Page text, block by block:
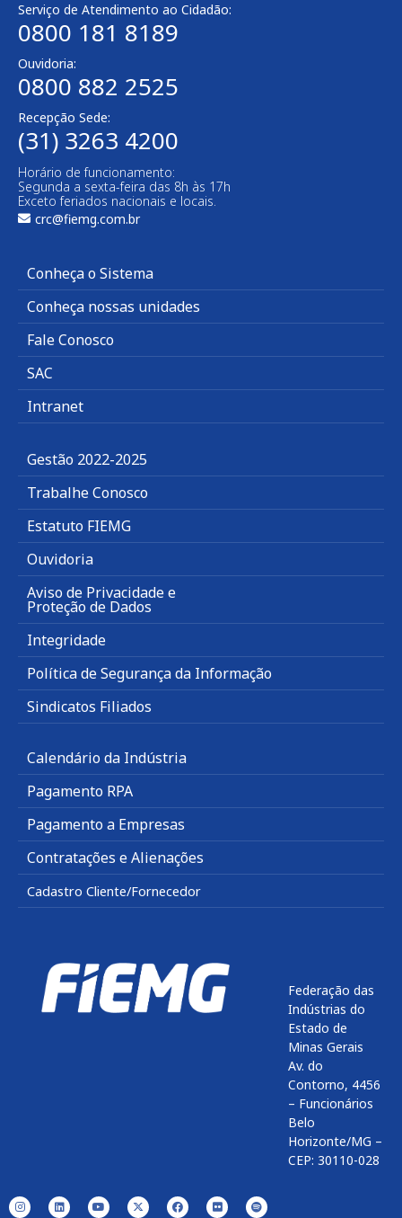
Serviço de Atendimento ao Cidadão:
0800 181 8189
Ouvidoria:
0800 882 2525
Recepção Sede:
(31) 3263 4200
Horário de funcionamento:
Segunda a sexta-feira das 8h às 17h
Exceto feriados nacionais e locais.
crc@fiemg.com.br
Conheça o Sistema
Conheça nossas unidades
Fale Conosco
SAC
Intranet
Gestão 2022-2025
Trabalhe Conosco
Estatuto FIEMG
Ouvidoria
Aviso de Privacidade e
Proteção de Dados
Integridade
Política de Segurança da Informação
Sindicatos Filiados
Calendário da Indústria
Pagamento RPA
Pagamento a Empresas
Contratações e Alienações
Cadastro Cliente/Fornecedor
Federação das
Indústrias do
Estado de
Minas Gerais
Av. do
Contorno, 4456
– Funcionários
Belo
Horizonte/MG –
CEP: 30110-028